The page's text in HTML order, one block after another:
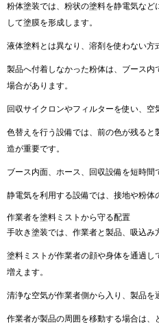
粉体塗装では、粉状の塗料を静電気な
して塗膜を形成します。
液体塗料とは異なり、溶剤を使わない方
製品へ付着しなかった粉体は、ブース
場合があります。
回収サイクロンやフィルターを使い、空
色替えを行う設備では、前の色が残る
造が重要です。
ブース内面、ホース、回収設備を短時間
静電気を利用する設備では、接地や粉体
作業者を塗料ミストから守る配置
手吹き塗装では、作業者と製品、吸込み
塗料ミストが作業者の顔や身体を通過
増えます。
清浄な空気が作業者側から入り、製品を
作業者が製品の周囲を移動する場合は